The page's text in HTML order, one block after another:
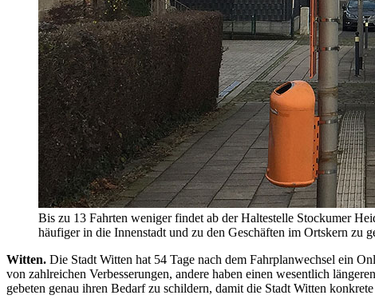
Bis zu 13 Fahrten weniger findet ab der Haltestelle Stockumer
häufiger in die Innenstadt und zu den Geschäften im Ortskern zu
Witten. Die Stadt Witten hat 54 Tage nach dem Fahrplanwechsel ein
von zahlreichen Verbesserungen, andere haben einen wesentlich
gebeten genau ihren Bedarf zu schildern, damit die Stadt Witten